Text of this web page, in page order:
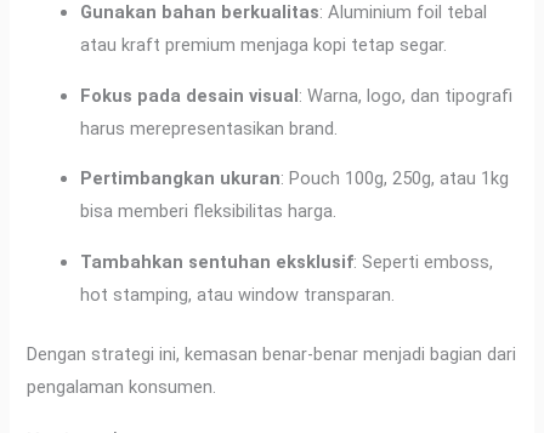
Gunakan bahan berkualitas: Aluminium foil tebal
atau kraft premium menjaga kopi tetap segar.
Fokus pada desain visual: Warna, logo, dan tipografi
harus merepresentasikan brand.
Pertimbangkan ukuran: Pouch 100g, 250g, atau 1kg
bisa memberi fleksibilitas harga.
Tambahkan sentuhan eksklusif: Seperti emboss,
hot stamping, atau window transparan.
Dengan strategi ini, kemasan benar-benar menjadi bagian dari
pengalaman konsumen.